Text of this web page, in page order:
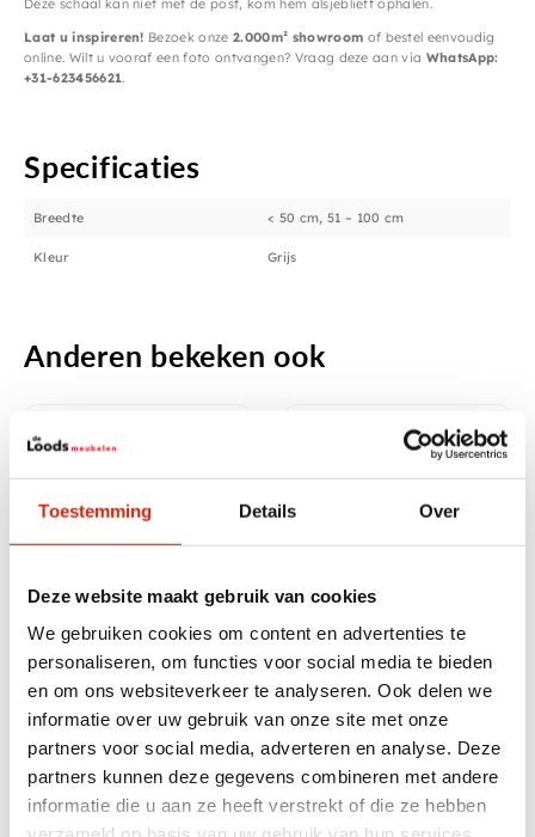
Toestemming Details Over
Deze website maakt gebruik van cookies
We gebruiken cookies om content en advertenties te
personaliseren, om functies voor social media te bieden
en om ons websiteverkeer te analyseren. Ook delen we
informatie over uw gebruik van onze site met onze
partners voor social media, adverteren en analyse. Deze
partners kunnen deze gegevens combineren met andere
informatie die u aan ze heeft verstrekt of die ze hebben
Deze schaal kan niet met de post, kom hem alsjeblieft ophalen.
Laat u inspireren! Bezoek onze2.000m² showroom of bestel eenvoudig
online. Wilt u vooraf een foto ontvangen? Vraag deze aan via WhatsApp:
+31-623456621
Specificaties
Breedte < 50 cm, 51 – 100 cm
Kleur Grijs
Anderen bekeken ook
Hapjesschaal van teakhout
35cm
Nog 1 op voorraad
Houten decoratie schaal
met handvat
Nog 1 op voorraad